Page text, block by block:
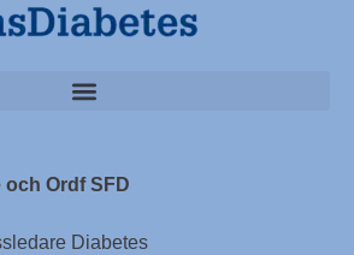
Ordf SFD
Diabetes